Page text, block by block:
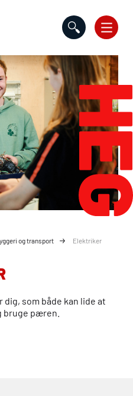
og transport Elektriker
som både kan lide at
bruge pæren.